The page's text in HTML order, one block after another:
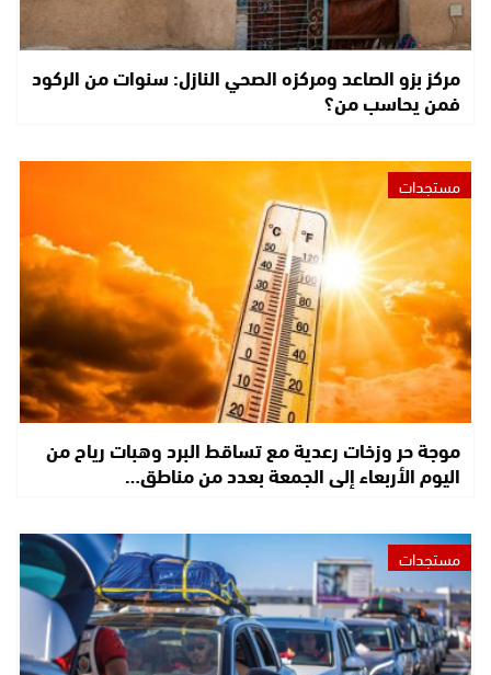
مركز بزو الصاعد ومركزه الصحي النازل: سنوات من الركود
فمن يحاسب من؟
مستجدات
موجة حر وزخات رعدية مع تساقط البرد وهبات رياح من
اليوم الأربعاء إلى الجمعة بعدد من مناطق…
مستجدات